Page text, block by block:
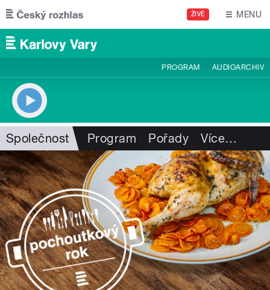
Přejít k hlavnímu obsahu
ŽIVĚ MENU
PROGRAM AUDIOARCHIV
Společnost Program Pořady Více…